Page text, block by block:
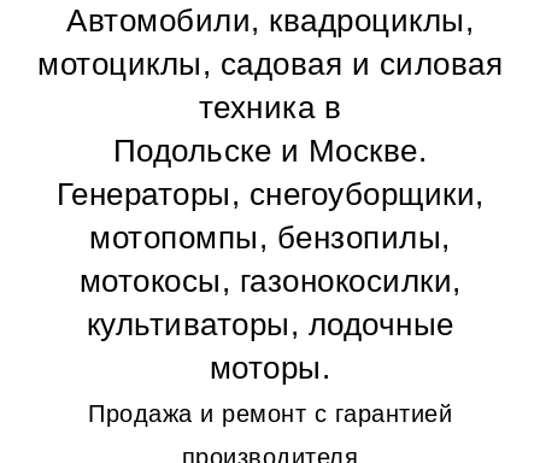
Автомобили, квадроциклы,
мотоциклы, садовая и силовая
техника в
Подольске и Москве.
Генераторы, снегоуборщики,
мотопомпы, бензопилы,
мотокосы, газонокосилки,
культиваторы, лодочные
моторы.
Продажа и ремонт с гарантией
производителя